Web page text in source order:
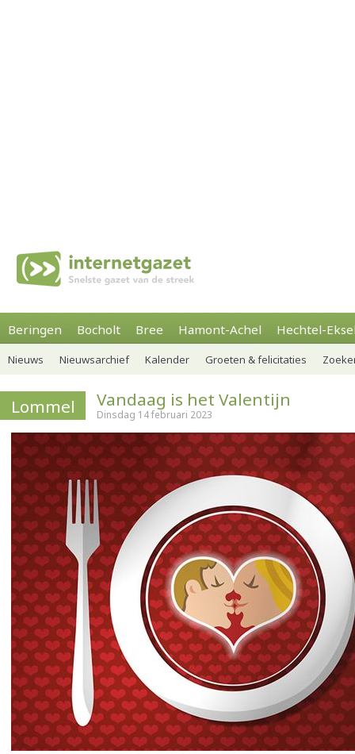
Beringen Bocholt Bree Hamont-Achel Hechtel-
Nieuws Nieuwsarchief Kalender Groeten & felicitaties
Lommel Vandaag is het Valentijn
Dinsdag 14 februari 2023